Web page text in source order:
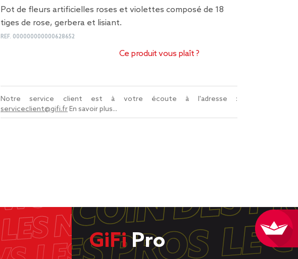
Pot de fleurs artificielles roses et violettes composé de 18
tiges de rose, gerbera et lisiant.
REF. 000000000000628652
Ce produit vous plaît ?
Notre service client est à votre écoute à l'adresse :
serviceclient@gifi.frEn savoir plus...
GiFiPro